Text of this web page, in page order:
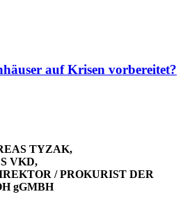
auf Krisen vorbereitet?
TYZAK,
VKD,
/ PROKURIST DER
gGMBH